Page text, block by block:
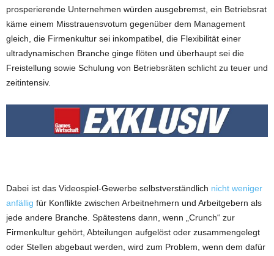
prosperierende Unternehmen würden ausgebremst, ein Betriebsrat
käme einem Misstrauensvotum gegenüber dem Management
gleich, die Firmenkultur sei inkompatibel, die Flexibilität einer
ultradynamischen Branche ginge flöten und überhaupt sei die
Freistellung sowie Schulung von Betriebsräten schlicht zu teuer und
zeitintensiv.
Dabei ist das Videospiel-Gewerbe selbstverständlich nicht weniger
anfällig für Konflikte zwischen Arbeitnehmern und Arbeitgebern als
jede andere Branche. Spätestens dann, wenn „Crunch“ zur
Firmenkultur gehört, Abteilungen aufgelöst oder zusammengelegt
oder Stellen abgebaut werden, wird zum Problem, wenn dem dafür